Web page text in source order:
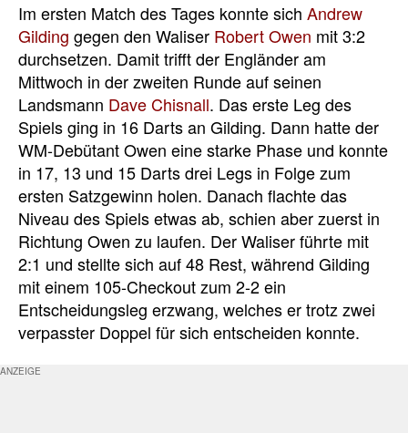
Im ersten Match des Tages konnte sich Andrew
Gilding gegen den Waliser Robert Owen mit 3:2
durchsetzen. Damit trifft der Engländer am
Mittwoch in der zweiten Runde auf seinen
Landsmann Dave Chisnall. Das erste Leg des
Spiels ging in 16 Darts an Gilding. Dann hatte der
WM-Debütant Owen eine starke Phase und konnte
in 17, 13 und 15 Darts drei Legs in Folge zum
ersten Satzgewinn holen. Danach flachte das
Niveau des Spiels etwas ab, schien aber zuerst in
Richtung Owen zu laufen. Der Waliser führte mit
2:1 und stellte sich auf 48 Rest, während Gilding
mit einem 105-Checkout zum 2-2 ein
Entscheidungsleg erzwang, welches er trotz zwei
verpasster Doppel für sich entscheiden konnte.